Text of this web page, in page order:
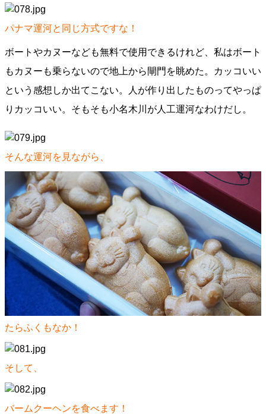
パナマ運河と同じ方式ですな！
ボートやカヌーなども無料で使用できるけれど、私はボート
もカヌーも乗らないので地上から閘門を眺めた。カッコいい
という感想しか出てこない。人が作り出したものってやっぱ
りカッコいい。そもそも小名木川が人工運河なわけだし。
そんな運河を見ながら、
たらふくもなか！
そして、
バームクーヘンを食べます！